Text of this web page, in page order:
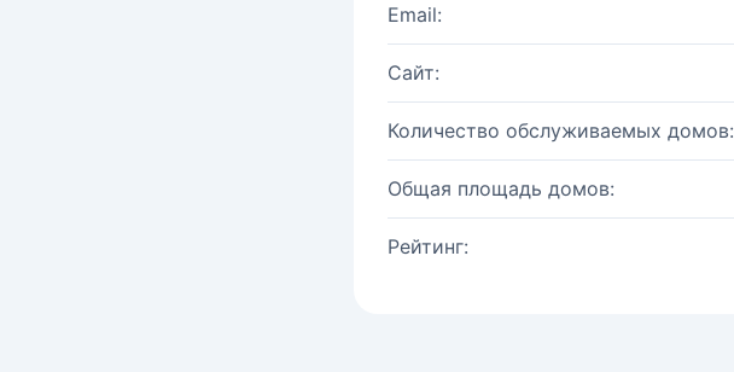
Email:
Сайт:
Количество обслуживаемых домов:
Общая площадь домов:
Рейтинг: